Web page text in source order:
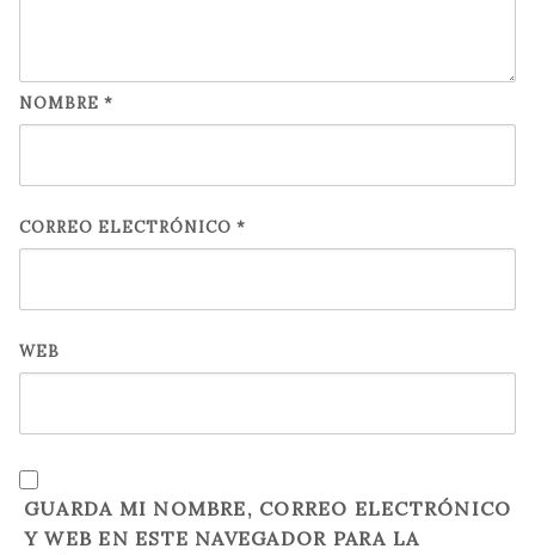
NOMBRE *
CORREO ELECTRÓNICO *
WEB
GUARDA MI NOMBRE, CORREO ELECTRÓNICO
Y WEB EN ESTE NAVEGADOR PARA LA